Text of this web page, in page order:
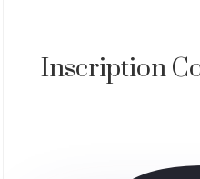
Inscription